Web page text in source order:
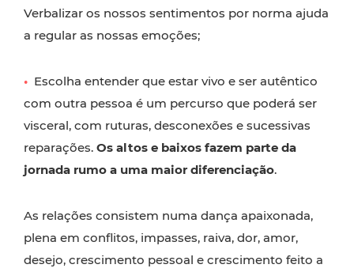
Verbalizar os nossos sentimentos por norma ajuda
a regular as nossas emoções;
• Escolha entender que estar vivo e ser autêntico
com outra pessoa é um percurso que poderá ser
visceral, com ruturas, desconexões e sucessivas
reparações. Os altos e baixos fazem parte da
jornada rumo a uma maior diferenciação.
As relações consistem numa dança apaixonada,
plena em conflitos, impasses, raiva, dor, amor,
desejo, crescimento pessoal e crescimento feito a